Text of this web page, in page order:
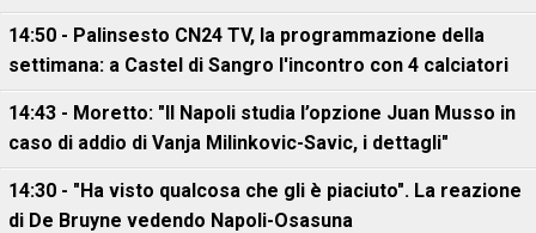
14:50 - Palinsesto CN24 TV, la programmazione della
settimana: a Castel di Sangro l'incontro con 4 calciatori
14:43 - Moretto: "Il Napoli studia l’opzione Juan Musso in
caso di addio di Vanja Milinkovic-Savic, i dettagli"
14:30 - "Ha visto qualcosa che gli è piaciuto". La reazione
di De Bruyne vedendo Napoli-Osasuna